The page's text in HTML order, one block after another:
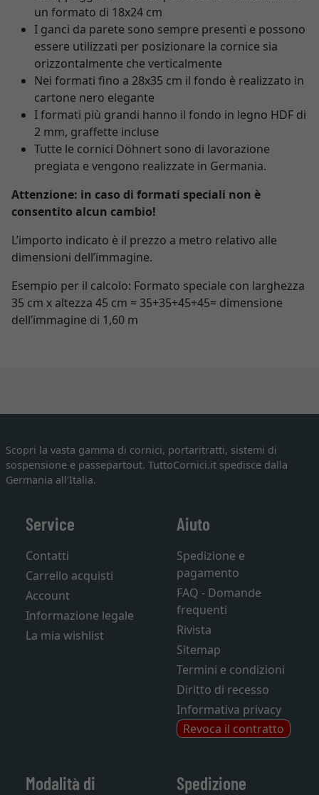
un formato di 18x24 cm
I ganci da parete sono sempre presenti e possono
essere utilizzati per posizionare la cornice sia
orizzontalmente che verticalmente
Nei formati fino a 28x35 cm il fondo è realizzato in
cartone nero elegante
I formati più grandi hanno il fondo in legno HDF di
2 mm, graffette incluse
Tutte le cornici Döhnert sono di lavorazione
pregiata e vengono realizzate in Germania.
Attenzione: in caso di formati speciali non è
consentito alcun cambio!
L’importo indicato è il prezzo a metro relativo alle
dimensioni dell’immagine.
Esempio per il calcolo: Formato speciale con larghezza
35 cm x altezza 45 cm = 35+35+45+45= dimensione
dell’immagine di 1,60 m
Scopri la vasta gamma di cornici, portaritratti, sistemi di
sospensione e passepartout. TuttoCornici.it spedisce dalla
Germania all'Italia.
Service
Contatti
Carrello acquisti
Account
Informazione legale
La mia wishlist
Aiuto
Spedizione e
pagamento
FAQ - Domande
frequenti
Rivista
Sitemap
Termini e condizioni
Diritto di recesso
Informativa privacy
Revoca il contratto
Modalità di
Spedizione